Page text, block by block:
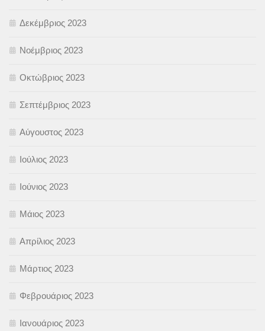
Δεκέμβριος 2023
Νοέμβριος 2023
Οκτώβριος 2023
Σεπτέμβριος 2023
Αύγουστος 2023
Ιούλιος 2023
Ιούνιος 2023
Μάιος 2023
Απρίλιος 2023
Μάρτιος 2023
Φεβρουάριος 2023
Ιανουάριος 2023